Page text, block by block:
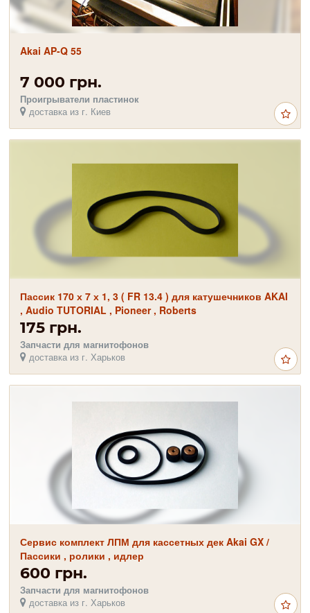
Akai AP-Q 55
7 000 грн.
Проигрыватели пластинок
доставка из г. Киев
Пассик 170 х 7 х 1, 3 ( FR 13.4 ) для катушечников AKAI
, Audio TUTORIAL , Pioneer , Roberts
175 грн.
Запчасти для магнитофонов
доставка из г. Харьков
Сервис комплект ЛПМ для кассетных дек Akai GX /
Пассики , ролики , идлер
600 грн.
Запчасти для магнитофонов
доставка из г. Харьков